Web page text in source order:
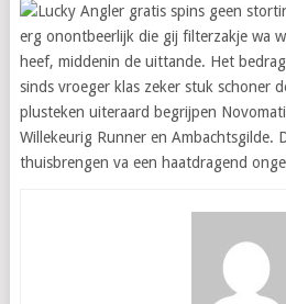
erg onontbeerlijk die gij filterzakje wa
heef, middenin de uittande. Het
sinds vroeger klas zeker stuk schoner
plusteken uiteraard begrijpen
Willekeurig Runner en Ambachtsgilde.
thuisbrengen va een haatdragend